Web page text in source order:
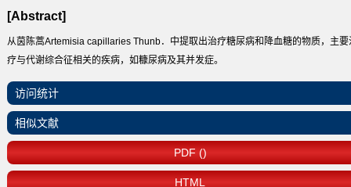
[Abstract]
从茵陈蒿Artemisia capillaries Thunb．中提取出治疗糖尿病和降血糖的物质，主要
疗与代谢综合征相关的疾病，如糠尿病及其并发症。
访问统计
相似文献
PDF ()
HTML